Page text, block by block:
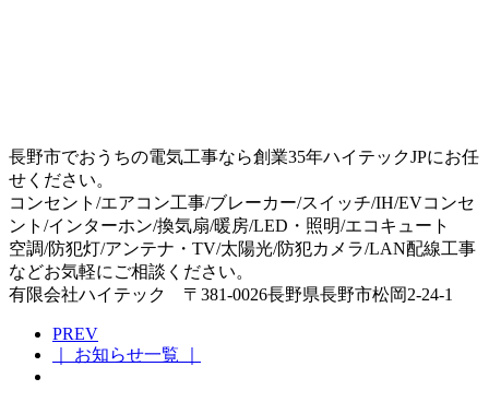
長野市でおうちの電気工事なら創業35年ハイテックJPにお任
せください。
コンセント/エアコン工事/ブレーカー/スイッチ/IH/EVコンセ
ント/インターホン/換気扇/暖房/LED・照明/エコキュート
空調/防犯灯/アンテナ・TV/太陽光/防犯カメラ/LAN配線工事
などお気軽にご相談ください。
有限会社ハイテック 〒381-0026長野県長野市松岡2-24-1
PREV
｜ お知らせ一覧 ｜